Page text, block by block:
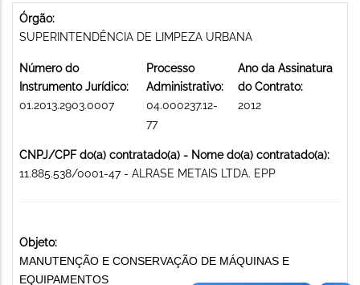
Órgão:
SUPERINTENDÊNCIA DE LIMPEZA URBANA
Número do
Instrumento Jurídico:
01.2013.2903.0007
Processo
Administrativo:
04.000237.12-
77
Ano da Assinatura
do Contrato:
2012
CNPJ/CPF do(a) contratado(a) - Nome do(a) contratado(a):
11.885.538/0001-47 - ALRASE METAIS LTDA. EPP
Objeto:
MANUTENÇÃO E CONSERVAÇÃO DE MÁQUINAS E
EQUIPAMENTOS